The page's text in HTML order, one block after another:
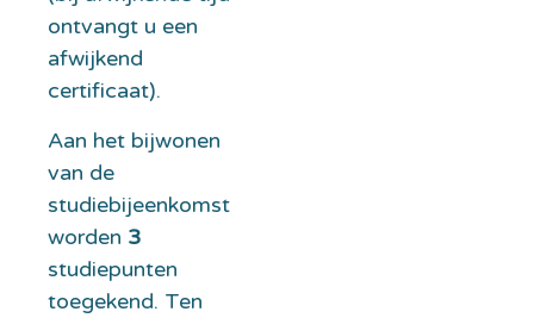
ontvangt u een
afwijkend
certificaat).
Aan het bijwonen
van de
studiebijeenkomst
worden 3
studiepunten
toegekend. Ten